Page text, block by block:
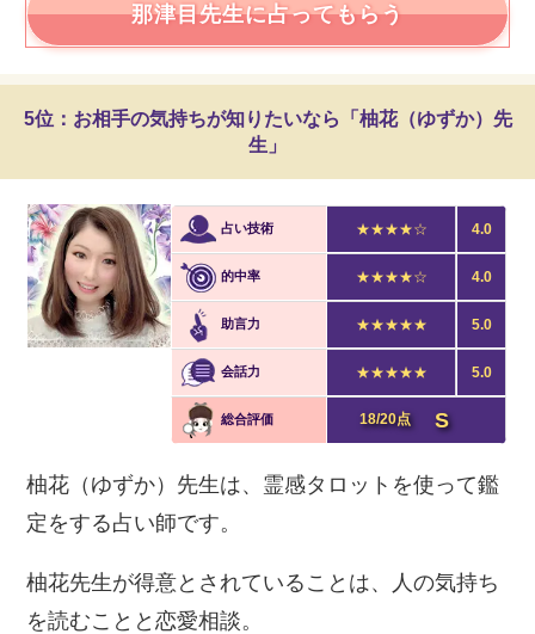
那津目先生に占ってもらう
5位：お相手の気持ちが知りたいなら「柚花（ゆずか）先
生」
占い技術 ★★★★☆ 4.0
的中率 ★★★★☆ 4.0
助言力 ★★★★★ 5.0
会話力 ★★★★★ 5.0
総合評価 18/20点 S
柚花（ゆずか）先生は、霊感タロットを使って鑑
定をする占い師です。
柚花先生が得意とされていることは、人の気持ち
を読むことと恋愛相談。